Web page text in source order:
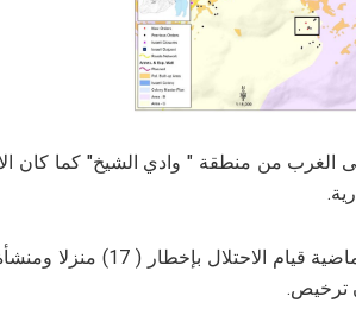
من منطقة " وادي الشيخ" كما كان
حيث وثق مركز أبحاث الأراضي في السنوات الخمسة